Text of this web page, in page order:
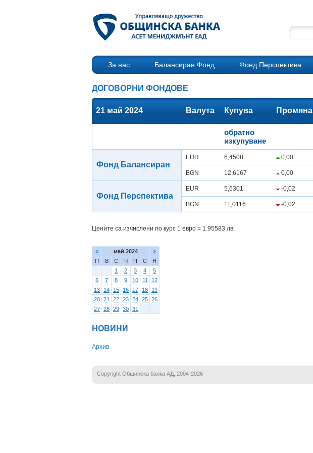
За нас Балансиран Фонд Фонд Перспектива
ДОГОВОРНИ ФОНДОВЕ
21 май 2024 Валута Купува Промяна
обратно
изкупуване
Фонд Балансиран
EUR 6,4508 0,00
BGN 12,6167 0,00
Фонд Перспектива
EUR 5,6301 -0,02
BGN 11,0116 -0,02
Цените са изчислени по курс 1 евро = 1.95583 лв.
« май 2024
»
П
В С Ч П С
Н
1
2 3 4
5
6
7 8 9 10 11
12
13
14 15 16 17 18
19
20 21 22 23 24 25 26
27 28 29 30 31
НОВИНИ
Архив
Copyright Общинска банка АД, 2004-2026